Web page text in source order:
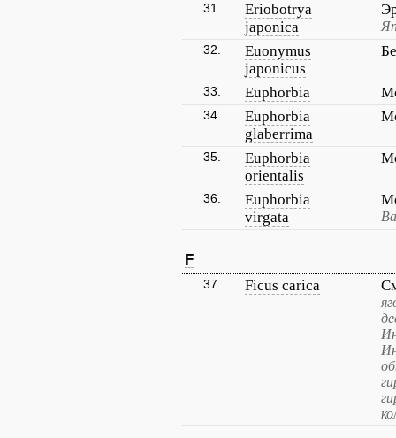
31.
Eriobotrya
japonica
32.
Euonymus
japonicus
33. Euphorbia
34.
Euphorbia
glaberrima
35.
Euphorbia
orientalis
36.
Euphorbia
virgata
F
37. Ficus carica